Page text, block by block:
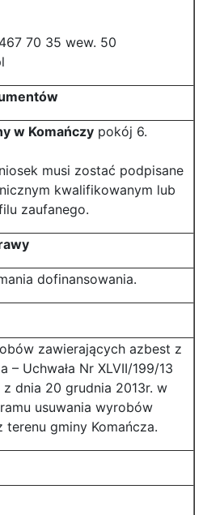
70 35 wew. 50
w Komańczy pokój 6.
musi zostać podpisane
kwalifikowanym lub
zaufanego.
dofinansowania.
zawierających azbest z
– Uchwała Nr XLVII/199/13
z dnia 20 grudnia 2013r. w
usuwania wyrobów
gminy Komańcza.